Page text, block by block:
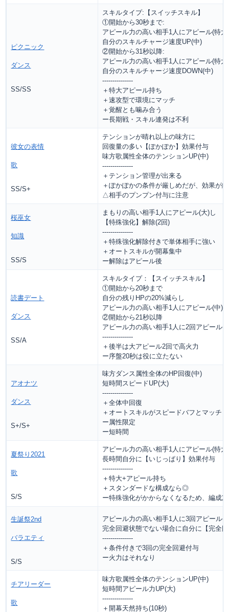
ピクニック
ダンス
SS/SS
スキルタイプ:【スイッチスキル】
①開始から30秒まで:
アピール力の高い相手1人にアピール(特大
自分のスキルチャージ速度UP(中)
②開始から31秒以降:
アピール力の高い相手1人にアピール(特大
自分のスキルチャージ速度DOWN(中)
---------------
＋特大アピール持ち
＋速攻型で環境にマッチ
＋覚醒とも噛み合う
ー長期戦・スキル連発は不利
彼女の表情
歌
SS/S+
テンションが晴れ以上の味方に
回復量の多い【ぽかぽか】効果付与
味方歌属性全体のテンションUP(中)
---------------
＋テンション管理が出来る
＋ぽかぽかの条件が厳しめだが、効果が
△相手のプンプン付与に注意
桜巫女
知識
SS/S
まもりの高い相手1人にアピール(大)し
【特殊強化】解除(2回)
---------------
＋特殊強化解除付きで単体相手に強い
＋オートスキルが開幕集中
ー解除はアピール後
読書デート
ダンス
SS/A
スキルタイプ：【スイッチスキル】
①開始から20秒まで
自分の残りHPの20%減らし
アピール力の高い相手1人にアピール(中)
②開始から21秒以降
アピール力の高い相手1人に2回アピール(
---------------
＋後半は大アピール2回で高火力
ー序盤20秒は役に立たない
アオナツ
ダンス
S+/S+
味方ダンス属性全体のHP回復(中)
短時間スピードUP(大)
---------------
＋全体中回復
＋オートスキルがスピードバフとマッチ
ー属性限定
ー短時間
夏祭り2021
歌
S/S
アピール力の高い相手1人にアピール(特
長時間自分に【いじっぱり】効果付与
---------------
＋特大+アピール持ち
＋スタンダードな構成なら◎
ー特殊強化がかからなくなるため、編成
生誕祭2nd
バラエティ
S/S
アピール力の高い相手1人に3回アピール(
完全回避状態でない場合に自分に【完全
---------------
＋条件付きで3回の完全回避付与
ー火力はそれなり
チアリーダー
歌
味方歌属性全体のテンションUP(中)
短時間アピール力UP(大)
---------------
＋開幕天然持ち(10秒)